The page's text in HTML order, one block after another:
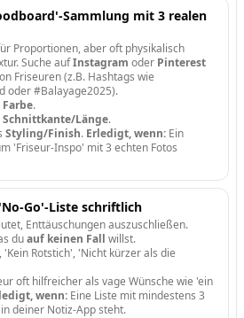
Sammlung mit 3 realen
Proportionen, aber oft physikalisch
Suche aufInstagram oder Pinterest
Friseuren (z.B. Hashtags wie
oder #Balayage2025).
Farbe.
Schnittkante/Länge.
Styling/Finish. Erledigt, wenn: Ein
'Friseur-Inspo' mit 3 echten Fotos
Go'-Liste schriftlich
Enttäuschungen auszuschließen.
duauf keinen Fall willst.
'Kein Rotstich', 'Nicht kürzer als die
oft hilfreicher als vage Wünsche wie 'ein
wenn: Eine Liste mit mindestens 3
deiner Notiz-App steht.